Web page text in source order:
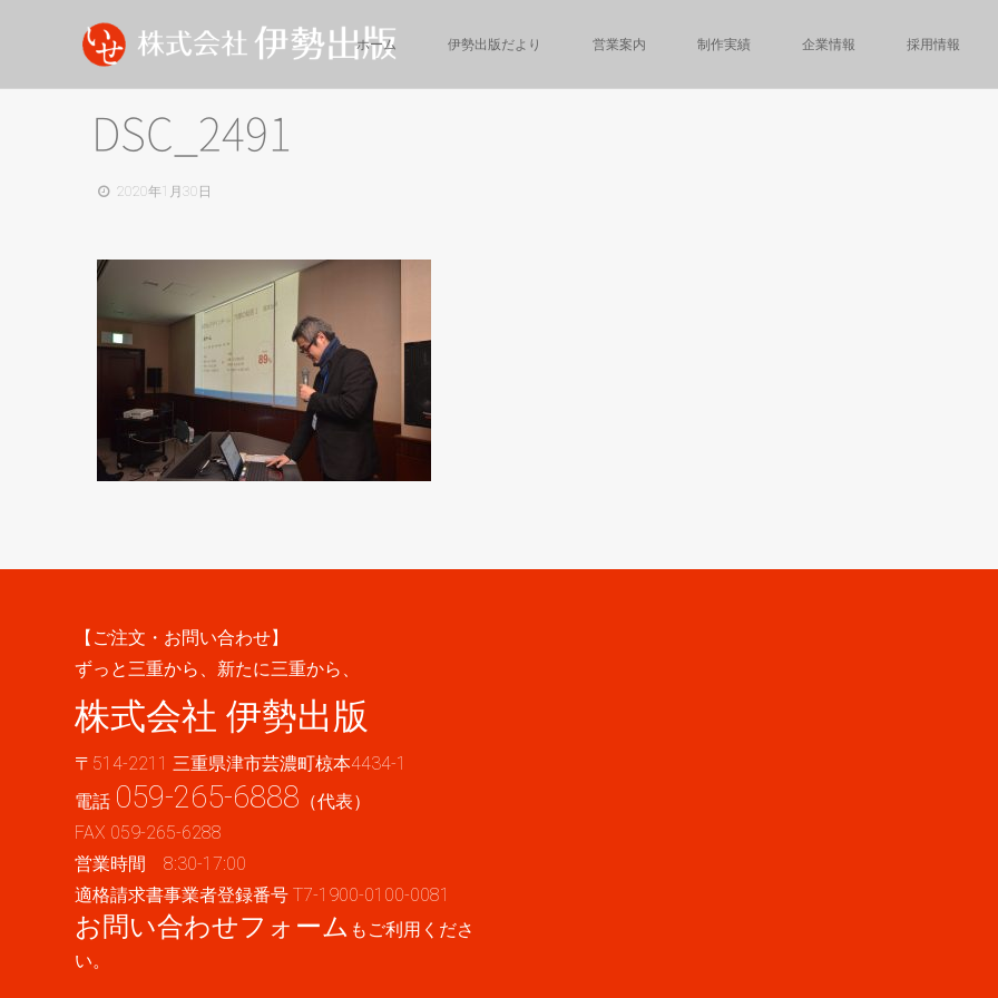
ホーム 伊勢出版だより 営業案内 制作実績 企業情報 採用情報
DSC_2491
2020年1月30日
【ご注文・お問い合わせ】
ずっと三重から、新たに三重から、
株式会社 伊勢出版
〒514-2211 三重県津市芸濃町椋本4434-1
電話 059-265-6888 （代表）
FAX 059-265-6288
営業時間 8:30-17:00
適格請求書事業者登録番号 T7-1900-0100-0081
お問い合わせフォーム もご利用くださ
い。